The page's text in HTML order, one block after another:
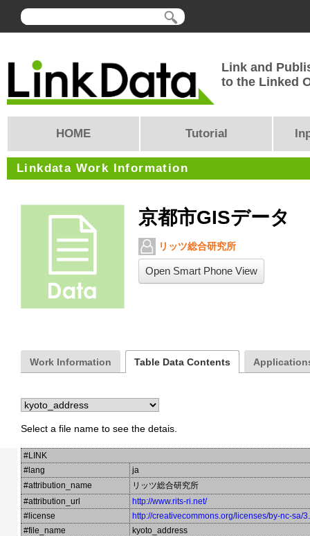
Link and
to the Linked
HOME Tutorial
Linkdata Work Information
京都市GISデータ
リッツ総合研究所
Open Smart Phone View
Work Information Table Data Contents
Select a file name to see the detais.
#LINK
#lang
ja
#attribution_name
リッツ総合研究所
#attribution_url
http://www.rits-ri.net/
#license
http://creativecommons.org/licenses/by-nc-sa/
#file_name
kyoto_address